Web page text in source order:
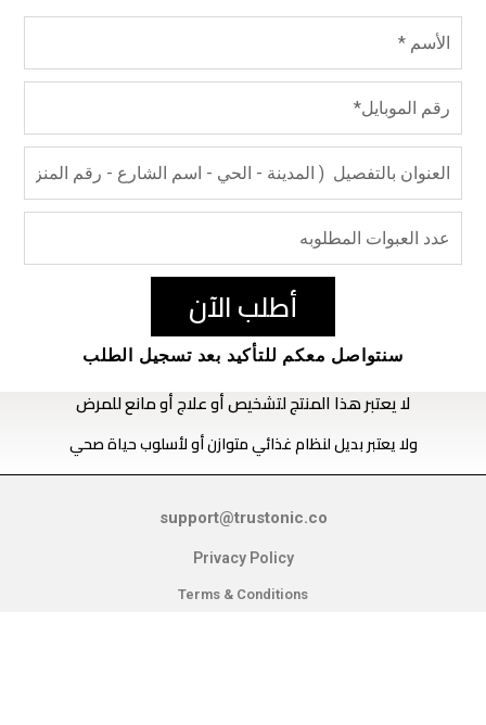
أطلب الآن
سنتواصل معكم للتأكيد بعد تسجيل الطلب
لا يعتبر هذا المنتج لتشخيص أو علاج أو مانع للمرض
ولا يعتبر بديل لنظام غذائي متوازن أو لأسلوب حياة صحي
support@trustonic.co
Privacy Policy
Terms & Conditions